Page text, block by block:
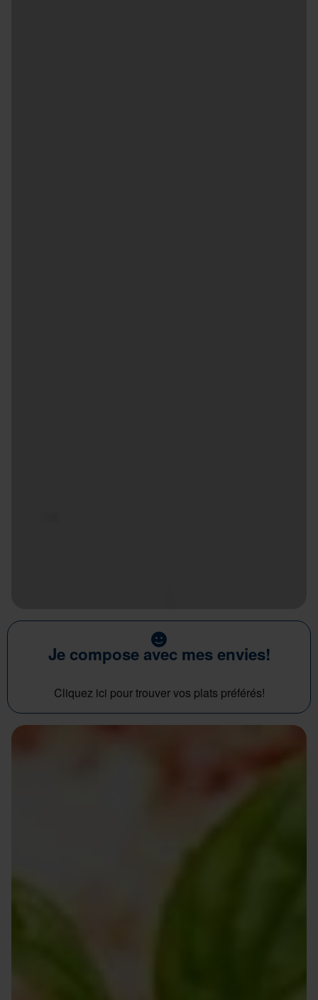
Je compose avec mes envies!
Cliquez ici pour trouver vos plats préférés!